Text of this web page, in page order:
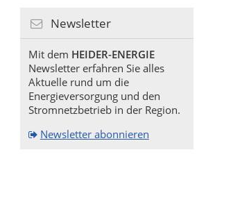
Newsletter
Mit dem HEIDER-ENERGIE
Newsletter erfahren Sie alles
Aktuelle rund um die
Energieversorgung und den
Stromnetzbetrieb in der Region.
Newsletter abonnieren